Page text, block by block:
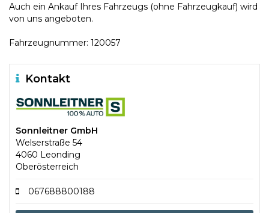
Auch ein Ankauf Ihres Fahrzeugs (ohne Fahrzeugkauf) wird
von uns angeboten.
Fahrzeugnummer: 120057
Kontakt
Sonnleitner GmbH
Welserstraße 54
4060 Leonding
Oberösterreich
067688800188